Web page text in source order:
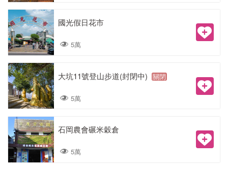
國光假日花市
5萬
大坑11號登山步道(封閉中) 關閉
5萬
石岡農會碾米穀倉
5萬